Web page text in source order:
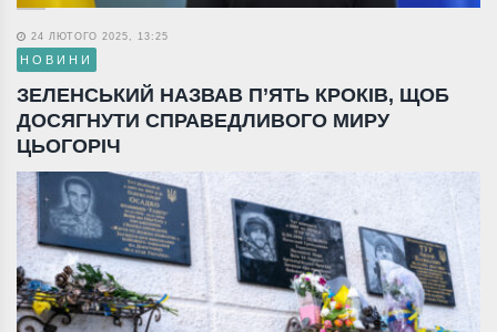
24 ЛЮТОГО 2025, 13:25
НОВИНИ
ЗЕЛЕНСЬКИЙ НАЗВАВ П’ЯТЬ КРОКІВ, ЩОБ
ДОСЯГНУТИ СПРАВЕДЛИВОГО МИРУ
ЦЬОГОРІЧ